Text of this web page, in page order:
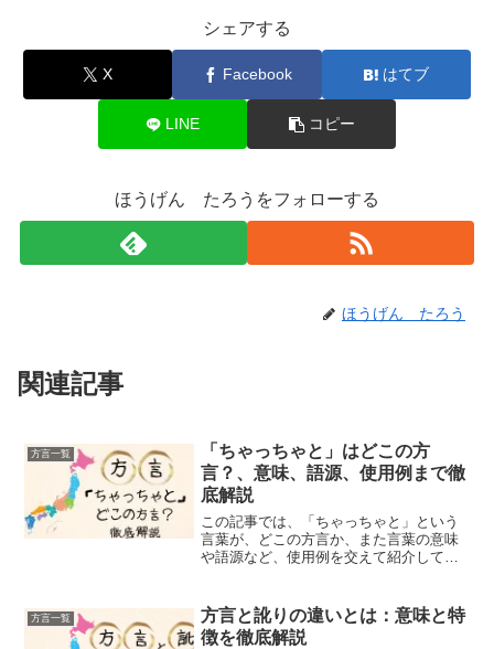
シェアする
X Facebook はてブ
LINE コピー
ほうげん たろうをフォローする
ほうげん たろう
関連記事
方言一覧
「ちゃっちゃと」はどこの方
言？、意味、語源、使用例まで徹
底解説
この記事では、「ちゃっちゃと」という
言葉が、どこの方言か、また言葉の意味
や語源など、使用例を交えて紹介してい
ゃっちゃと」という言葉は、「さっさ
と」「手早く」「てきぱきと...
方言一覧
方言と訛りの違いとは：意味と特
徴を徹底解説